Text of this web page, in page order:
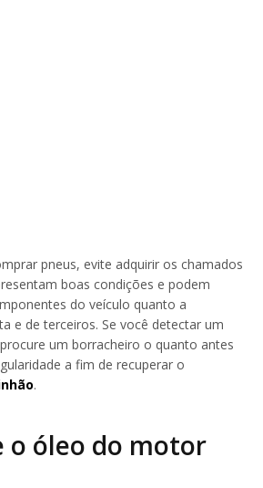
pneus, evite adquirir os chamados
boas condições e podem
do veículo quanto a
e de terceiros. Se você detectar um
um borracheiro o quanto antes
a fim de recuperar o
.
o óleo do motor